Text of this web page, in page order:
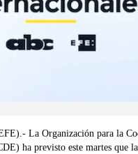
La Organización para la
ha previsto este martes que la